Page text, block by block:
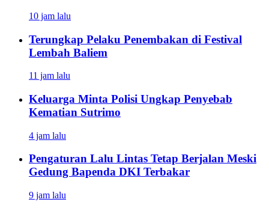
10 jam lalu
Terungkap Pelaku Penembakan di Festival
Lembah Baliem
11 jam lalu
Keluarga Minta Polisi Ungkap Penyebab
Kematian Sutrimo
4 jam lalu
Pengaturan Lalu Lintas Tetap Berjalan Meski
Gedung Bapenda DKI Terbakar
9 jam lalu